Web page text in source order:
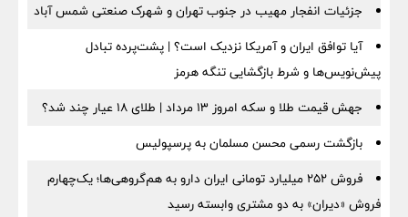
جزئیات انفجار مهیب در جنوب تهران و شهرک صنعتی شمس آباد
آیا توافق ایران و آمریکا نزدیک است؟ | پشت‌پرده تبادل
پیش‌نویس‌ها و شرط بازگشایی تنگه هرمز
جهش قیمت طلا و سکه امروز ۱۳ مرداد | طلای ۱۸ عیار چند شد؟
بازگشت رسمی محسن مسلمان به پرسپولیس
فروش ۲۵۲ میلیارد تومانی ایران دارو به هم‌گروهی‌ها؛ یک‌چهارم
فروش «دیران» به دو مشتری وابسته رسید